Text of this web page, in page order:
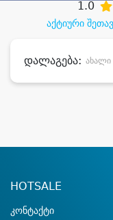
აქტიური
1.0
დალაგება: ახალი
HOTSALE
კონტაქტი